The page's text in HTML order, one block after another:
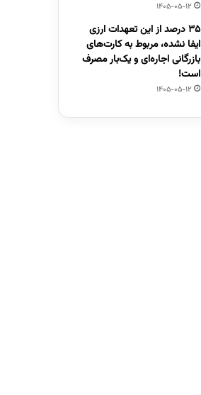
1405-05-12
۳۵ درصد از این تعهدات ارزی
ایفا نشده، مربوط به کارت‌های
بازرگانی اجاره‌ای و یک‌بار مصرف
است!
1405-05-12